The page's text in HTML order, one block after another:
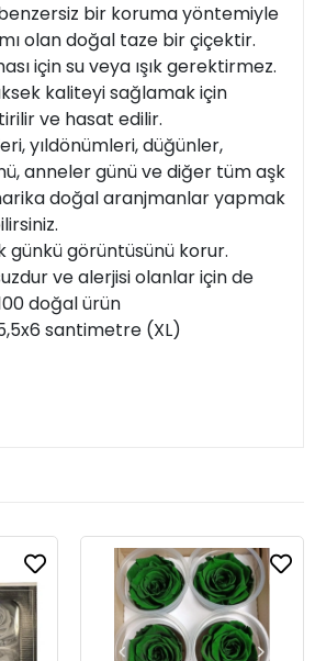
bir koruma yöntemiyle
olan doğal taze bir çiçektir.
için su veya ışık gerektirmez.
kaliteyi sağlamak için
ve hasat edilir.
yıldönümleri, düğünler,
anneler günü ve diğer tüm aşk
doğal aranjmanlar yapmak
günkü görüntüsünü korur.
ve alerjisi olanlar için de
doğal ürün
santimetre (XL)